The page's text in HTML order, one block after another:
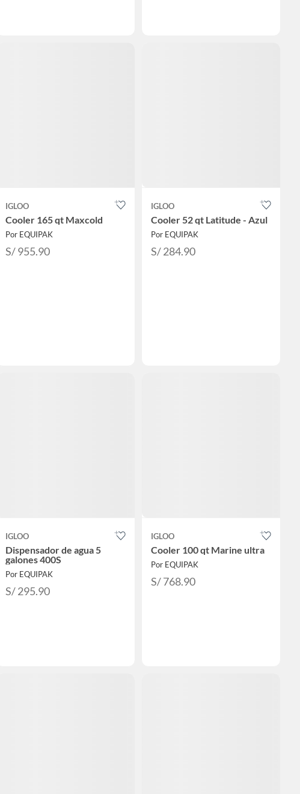
IGLOO
Cooler 165 qt Maxcold
Por EQUIPAK
S/ 955.90
IGLOO
Cooler 52 qt Latitude - Azul
Por EQUIPAK
S/ 284.90
IGLOO
Dispensador de agua 5
galones 400S
Por EQUIPAK
S/ 295.90
IGLOO
Cooler 100 qt Marine ultra
Por EQUIPAK
S/ 768.90